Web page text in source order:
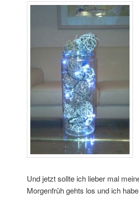
Und jetzt sollte ich lieber mal
Morgenfrüh gehts los und ich